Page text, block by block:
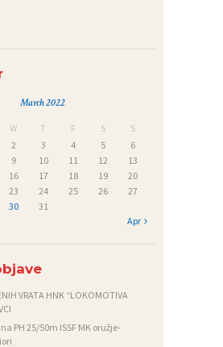
March 2022
W T F S
S
2 3 4 5
6
9 10 11 12
13
16 17 18 19
20
23 24 25 26
27
30
31
Apr »
VRATA HNK “LOKOMOTIVA
na PH 25/50m ISSF MK oružje-